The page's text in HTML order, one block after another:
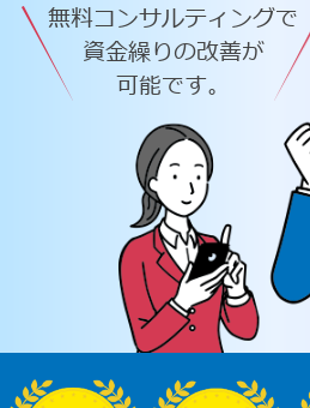
無料コンサルティングで
資金繰りの改善が
可能です。